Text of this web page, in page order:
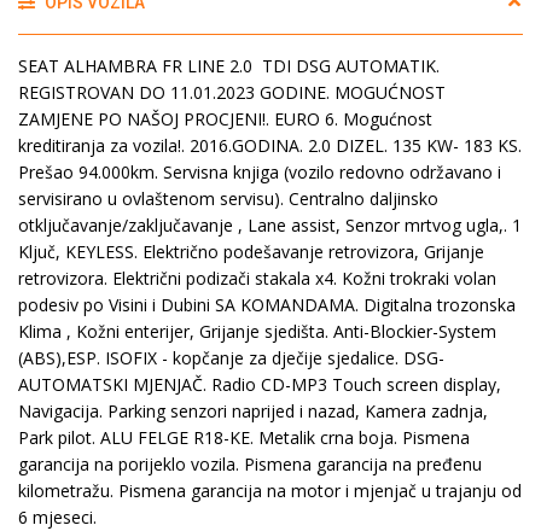
SEAT ALHAMBRA FR LINE 2.0 TDI DSG AUTOMATIK.
REGISTROVAN DO 11.01.2023 GODINE. MOGUĆNOST
ZAMJENE PO NAŠOJ PROCJENI!. EURO 6. Mogućnost
kreditiranja za vozila!. 2016.GODINA. 2.0 DIZEL. 135 KW- 183 KS.
Prešao 94.000km. Servisna knjiga (vozilo redovno održavano i
servisirano u ovlaštenom servisu). Centralno daljinsko
otključavanje/zaključavanje , Lane assist, Senzor mrtvog ugla,. 1
Ključ, KEYLESS. Električno podešavanje retrovizora, Grijanje
retrovizora. Električni podizači stakala x4. Kožni trokraki volan
podesiv po Visini i Dubini SA KOMANDAMA. Digitalna trozonska
Klima , Kožni enterijer, Grijanje sjedišta. Anti-Blockier-System
(ABS),ESP. ISOFIX - kopčanje za dječije sjedalice. DSG-
AUTOMATSKI MJENJAČ. Radio CD-MP3 Touch screen display,
Navigacija. Parking senzori naprijed i nazad, Kamera zadnja,
Park pilot. ALU FELGE R18-KE. Metalik crna boja. Pismena
garancija na porijeklo vozila. Pismena garancija na pređenu
kilometražu. Pismena garancija na motor i mjenjač u trajanju od
6 mjeseci.